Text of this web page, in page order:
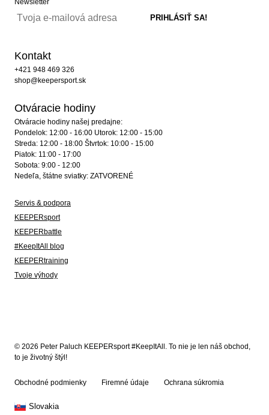
Newsletter
Kontakt
+421 948 469 326
shop@keepersport.sk
Otváracie hodiny
Otváracie hodiny našej predajne:
Pondelok: 12:00 - 16:00 Utorok: 12:00 - 15:00
Streda: 12:00 - 18:00 Štvrtok: 10:00 - 15:00
Piatok: 11:00 - 17:00
Sobota: 9:00 - 12:00
Nedeľa, štátne sviatky: ZATVORENÉ
Servis & podpora
KEEPERsport
KEEPERbattle
#KeepItAll blog
KEEPERtraining
Tvoje výhody
© 2026 Peter Paluch KEEPERsport #KeepItAll. To nie je len náš obchod,
to je životný štýl!
Obchodné podmienky Firemné údaje Ochrana súkromia
Slovakia